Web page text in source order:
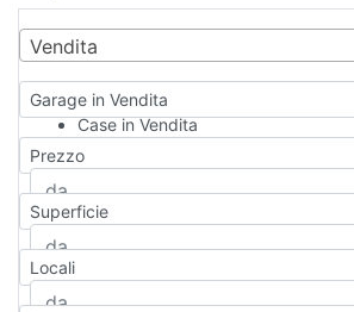
Vendita
Garage in Vendita
Case in Vendita
Qualsiasi
Appartamento
Casa indipendente
Casa Semi-indipendente
Attico/Mansarda
Prezzo
Superficie
Locali